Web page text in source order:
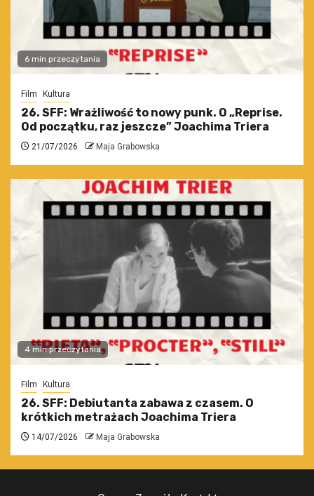
6 min przeczytania
Film Kultura
26. SFF: Wrażliwość to nowy punk. O „Reprise.
Od początku, raz jeszcze” Joachima Triera
21/07/2026 Maja Grabowska
4 min przeczytania
Film Kultura
26. SFF: Debiutanta zabawa z czasem. O
krótkich metrażach Joachima Triera
14/07/2026 Maja Grabowska